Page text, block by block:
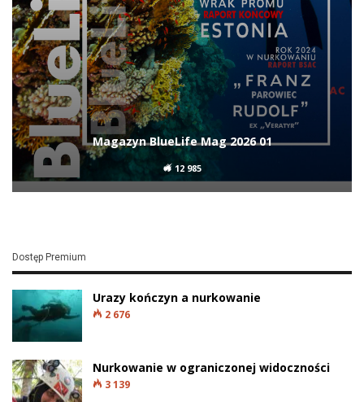
Magazyn BlueLife Mag 2026 01
12 985
Dostęp Premium
Urazy kończyn a nurkowanie
2 676
Nurkowanie w ograniczonej widoczności
3 139